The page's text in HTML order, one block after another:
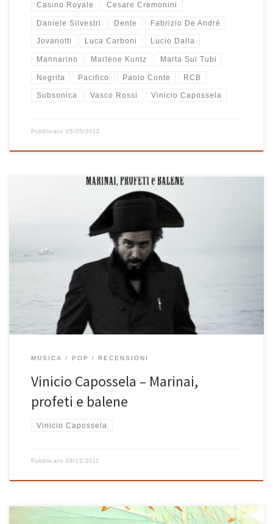
Casino Royale Cesare Cremonini
Daniele Silvestri Dente Fabrizio De André
Jovanotti Luca Carboni Lucio Dalla
Mannarino Marlene Kuntz Marta Sui Tubi
Negrita Pacifico Paolo Conte RCB
Subsonica Vasco Rossi Vinicio Capossela
Pubblicato 05/05/2012
Questa volta Vinicio si tuffa in mare e per circa un’ora in mezzo (19
canzoni) nuota in libertà in mezzo a vascelli fantasma, sirene,
polpi, foche barbute, balene, squali bianchi, madonne delle
conchiglie e serafini “con occhi di bigie”. Non è nuovo a questo
genere di avventure marine il nostro […]
MUSICA POP RECENSIONI
Vinicio Capossela – Marinai,
profeti e balene
Vinicio Capossela
Pubblicato 09/12/2011